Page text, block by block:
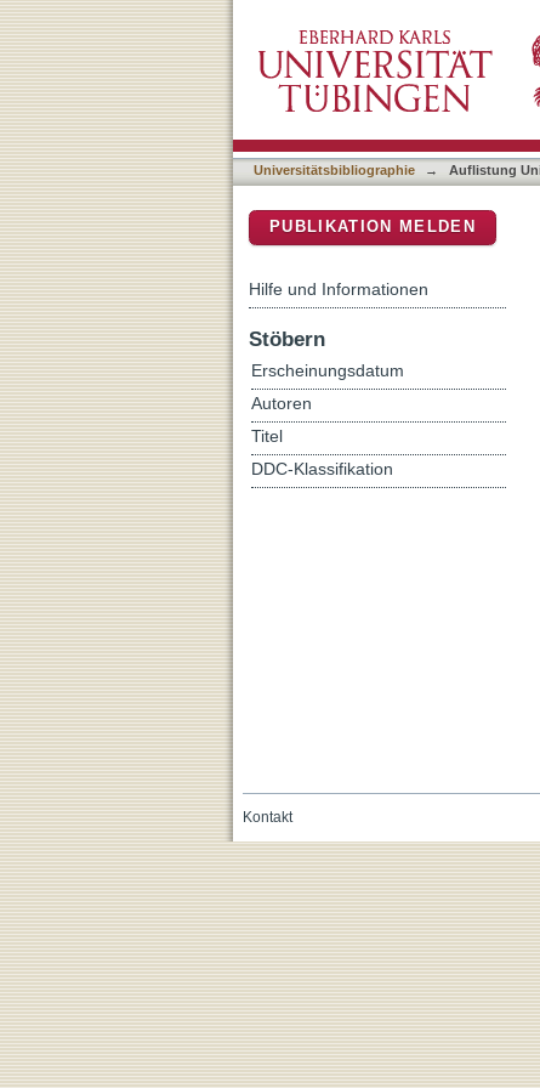
Universitätsbibliographie → Auflistung
PUBLIKATION MELDEN
Hilfe und Informationen
Stöbern
Erscheinungsdatum
Autoren
Titel
DDC-Klassifikation
Kontakt